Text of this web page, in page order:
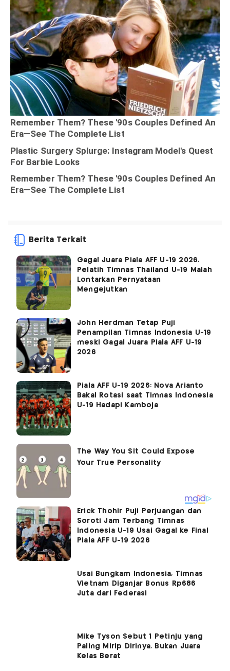
Berita Terkait
Gagal Juara Piala AFF U-19 2026,
Pelatih Timnas Thailand U-19 Malah
Lontarkan Pernyataan
Mengejutkan
John Herdman Tetap Puji
Penampilan Timnas Indonesia U-19
meski Gagal Juara Piala AFF U-19
2026
Piala AFF U-19 2026: Nova Arianto
Bakal Rotasi saat Timnas Indonesia
U-19 Hadapi Kamboja
Erick Thohir Puji Perjuangan dan
Soroti Jam Terbang Timnas
Indonesia U-19 Usai Gagal ke Final
Piala AFF U-19 2026
Usai Bungkam Indonesia, Timnas
Vietnam Diganjar Bonus Rp686
Juta dari Federasi
Mike Tyson Sebut 1 Petinju yang
Paling Mirip Dirinya, Bukan Juara
Kelas Berat